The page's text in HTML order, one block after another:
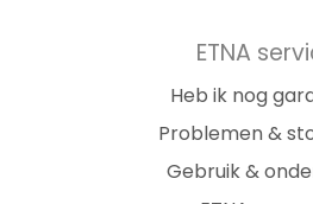
ETNA
Heb ik nog
Problemen &
Gebruik &